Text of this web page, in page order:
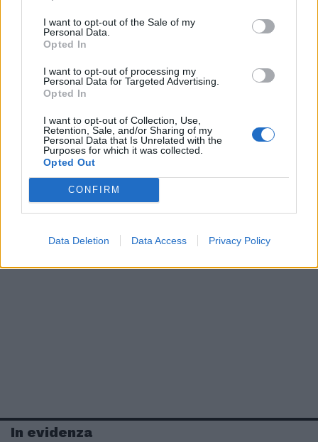
I want to opt-out of the Sale of my
Personal Data.
Opted In
I want to opt-out of processing my
Personal Data for Targeted Advertising.
Opted In
I want to opt-out of Collection, Use,
Retention, Sale, and/or Sharing of my
Personal Data that Is Unrelated with the
Purposes for which it was collected.
Opted Out
CONFIRM
Data Deletion Data Access Privacy Policy
In evidenza